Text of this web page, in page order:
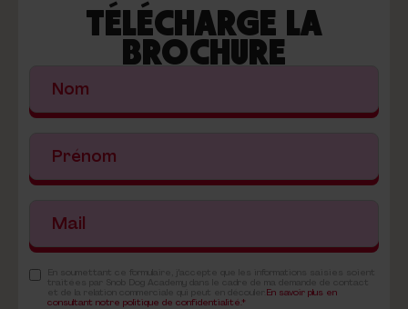
TÉLÉCHARGE LA
BROCHURE
En savoir plus en
consultant notre politique de confidentialité.*